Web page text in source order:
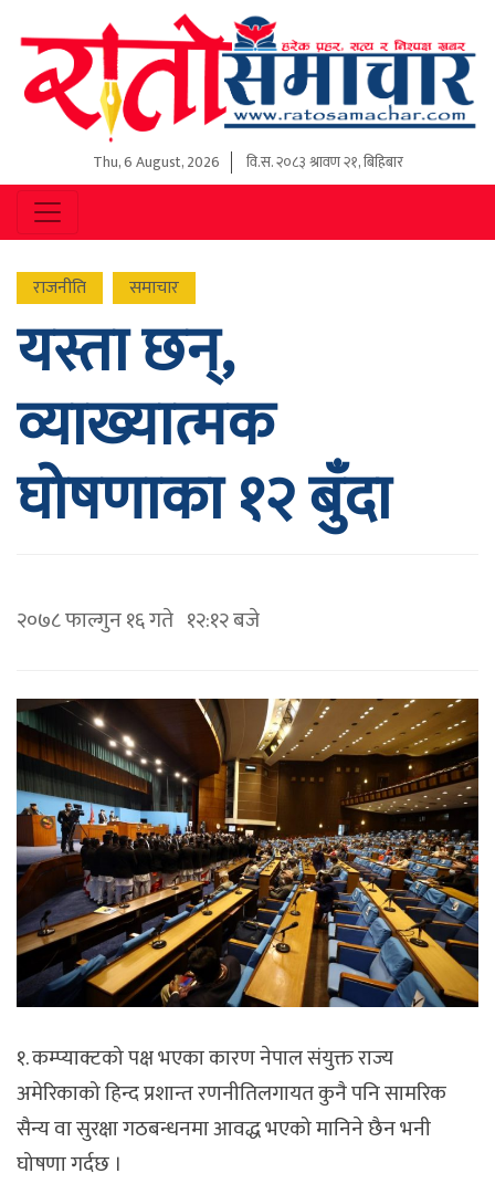
Thu, 6 August, 2026 वि.स.२०८३ श्रावण २१, बिहिबार
राजनीति समाचार
यस्ता छन्,
व्याख्यात्मक
घोषणाका १२ बुँदा
२०७८ फाल्गुन १६ गते १२:१२ बजे
१. कम्प्याक्टको पक्ष भएका कारण नेपाल संयुक्त राज्य
अमेरिकाको हिन्द प्रशान्त रणनीतिलगायत कुनै पनि सामरिक
सैन्य वा सुरक्षा गठबन्धनमा आवद्ध भएको मानिने छैन भनी
घोषणा गर्दछ ।